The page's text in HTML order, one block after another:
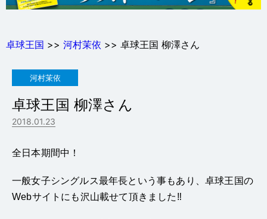
卓球王国 >> 河村茉依 >> 卓球王国 柳澤さん
河村茉依
卓球王国 柳澤さん
2018.01.23
全日本期間中！
一般女子シングルス最年長という事もあり、卓球王国の
Webサイトにも沢山載せて頂きました‼️